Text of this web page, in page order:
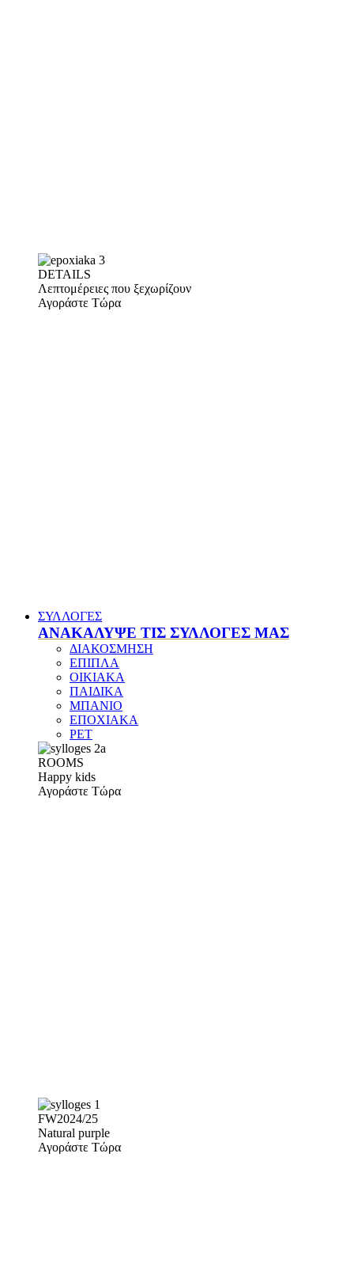
DETAILS
Λεπτομέρειες που ξεχωρίζουν
Αγοράστε Τώρα
ΣΥΛΛΟΓΕΣ
ΑΝΑΚΑΛΥΨΕ ΤΙΣ ΣΥΛΛΟΓΕΣ ΜΑΣ
ΔΙΑΚΟΣΜΗΣΗ
ΕΠΙΠΛΑ
ΟΙΚΙΑΚΑ
ΠΑΙΔΙΚΑ
ΜΠΑΝΙΟ
ΕΠΟΧΙΑΚΑ
PET
ROOMS
Happy kids
Αγοράστε Τώρα
FW2024/25
Natural purple
Αγοράστε Τώρα